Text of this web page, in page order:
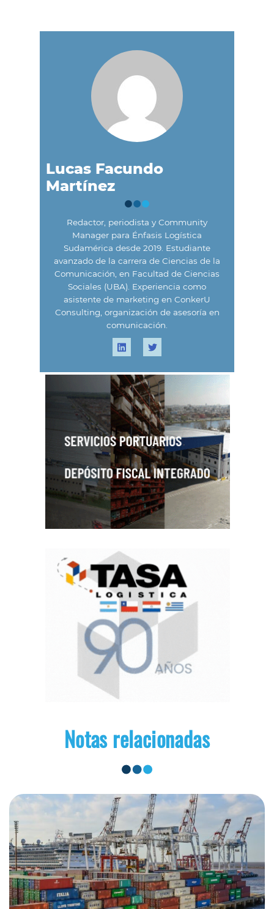
Lucas Facundo
Martínez
Redactor, periodista y Community
Manager para Énfasis Logística
Sudamérica desde 2019. Estudiante
avanzado de la carrera de Ciencias de la
Comunicación, en Facultad de Ciencias
Sociales (UBA). Experiencia como
asistente de marketing en ConkerU
Consulting, organización de asesoría en
comunicación.
Notas relacionadas